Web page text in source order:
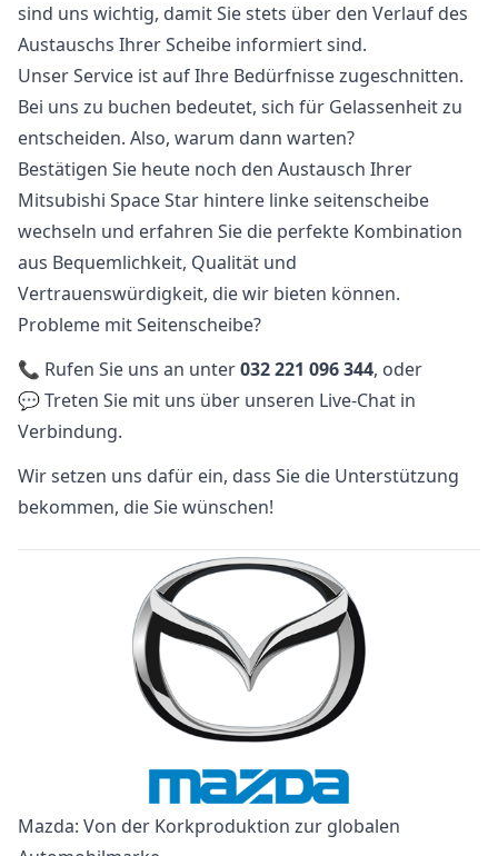
sind uns wichtig, damit Sie stets über den Verlauf des
Austauschs Ihrer Scheibe informiert sind.
Unser Service ist auf Ihre Bedürfnisse zugeschnitten.
Bei uns zu buchen bedeutet, sich für Gelassenheit zu
entscheiden. Also, warum dann warten?
Bestätigen Sie heute noch den Austausch Ihrer
Mitsubishi Space Star hintere linke seitenscheibe
wechseln und erfahren Sie die perfekte Kombination
aus Bequemlichkeit, Qualität und
Vertrauenswürdigkeit, die wir bieten können.
Probleme mit Seitenscheibe?
📞 Rufen Sie uns an unter032 221 096 344, oder
💬 Treten Sie mit uns über unseren Live-Chat in
Verbindung.
Wir setzen uns dafür ein, dass Sie die Unterstützung
bekommen, die Sie wünschen!
Mazda: Von der Korkproduktion zur globalen